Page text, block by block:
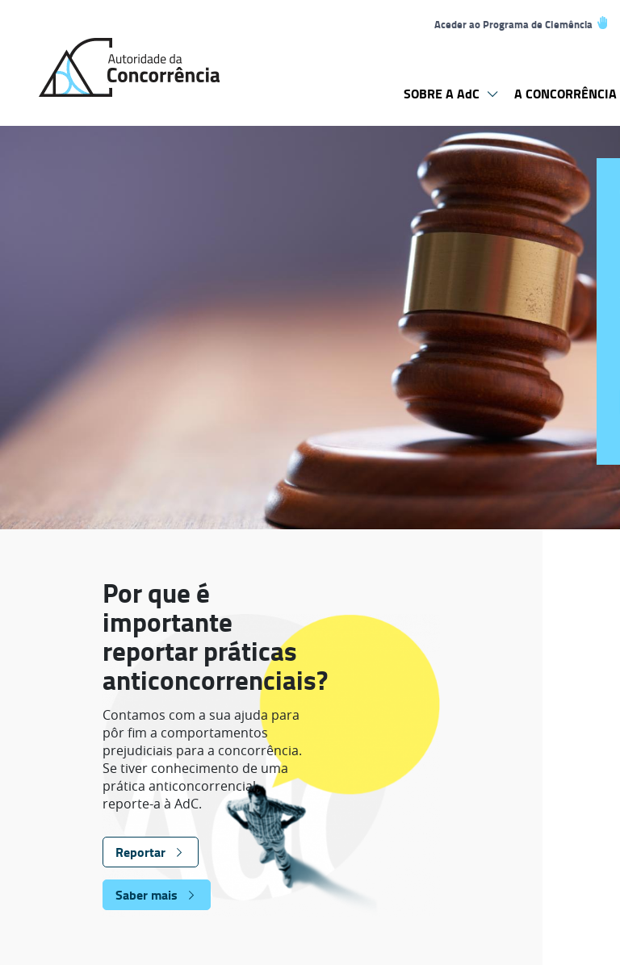
Aceder ao Programa de Clemência
home
SOBRE A AdC A CONCORRÊNCIA
Por que é
importante
reportar práticas
anticoncorrenciais?
Contamos com a sua ajuda para
pôr fim a comportamentos
prejudiciais para a concorrência.
Se tiver conhecimento de uma
prática anticoncorrencial,
reporte-a à AdC.
Reportar
Saber mais